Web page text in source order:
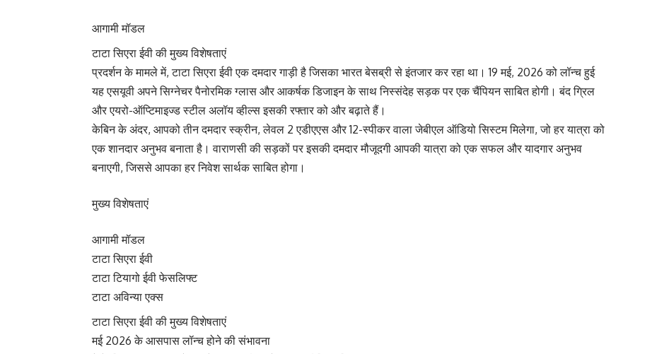
आगामी मॉडल
टाटा सिएरा ईवी की मुख्य विशेषताएं
प्रदर्शन के मामले में, टाटा सिएरा ईवी एक दमदार गाड़ी है जिसका भारत बेसब्री से इंतजार कर रहा था। 19 मई, 2026 को लॉन्च हुई
यह एसयूवी अपने सिग्नेचर पैनोरमिक ग्लास और आकर्षक डिजाइन के साथ निस्संदेह सड़क पर एक चैंपियन साबित होगी। बंद ग्रिल
और एयरो-ऑप्टिमाइज्ड स्टील अलॉय व्हील्स इसकी रफ्तार को और बढ़ाते हैं।
केबिन के अंदर, आपको तीन दमदार स्क्रीन, लेवल 2 एडीएएस और 12-स्पीकर वाला जेबीएल ऑडियो सिस्टम मिलेगा, जो हर यात्रा को
एक शानदार अनुभव बनाता है। वाराणसी की सड़कों पर इसकी दमदार मौजूदगी आपकी यात्रा को एक सफल और यादगार अनुभव
बनाएगी, जिससे आपका हर निवेश सार्थक साबित होगा।
मुख्य विशेषताएं
आगामी मॉडल
टाटा सिएरा ईवी
टाटा टियागो ईवी फेसलिफ्ट
टाटा अविन्या एक्स
टाटा सिएरा ईवी की मुख्य विशेषताएं
मई 2026 के आसपास लॉन्च होने की संभावना